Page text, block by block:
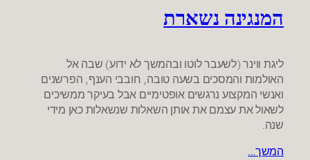
המנגינה נשארת
ליגת ווינר (לשעבר לוטו ובהמשך לא ידוע) שבה אל
האולמות והמסכים בשעה טובה, חובבי הענף, הפרשנים
ואנשי המקצוע נרגשים אופטימיים אבל בעיקר ממשיכים
לשאול את עצמם את אותן השאלות שנשאלות כאן מידי
שנה.
המשך…